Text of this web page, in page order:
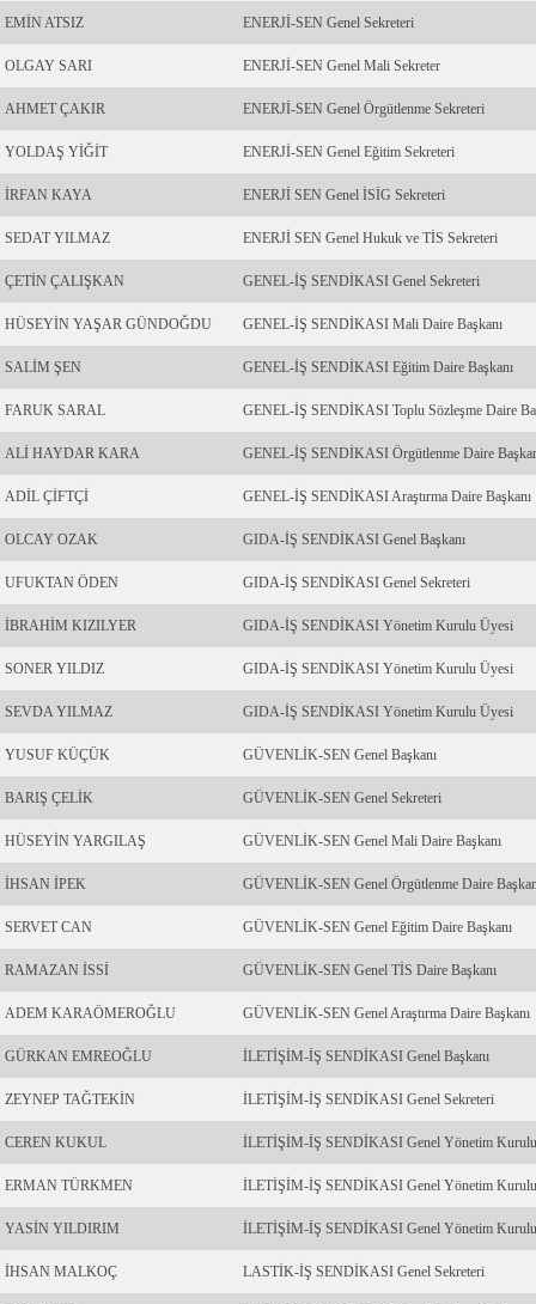
EMİN ATSIZ ENERJİ-SEN Genel Sekreteri
OLGAY SARI ENERJİ-SEN Genel Mali Sekreter
AHMET ÇAKIR ENERJİ-SEN Genel Örgütlenme Sekreteri
YOLDAŞ YİĞİT ENERJİ-SEN Genel Eğitim Sekreteri
İRFAN KAYA ENERJİ SEN Genel İSİG Sekreteri
SEDAT YILMAZ ENERJİ SEN Genel Hukuk ve TİS Sekreteri
ÇETİN ÇALIŞKAN GENEL-İŞ SENDİKASI Genel Sekreteri
HÜSEYİN YAŞAR GÜNDOĞDU GENEL-İŞ SENDİKASI Mali Daire Başkanı
SALİM ŞEN GENEL-İŞ SENDİKASI Eğitim Daire Başkanı
FARUK SARAL GENEL-İŞ SENDİKASI Toplu Sözleşme Daire
ALİ HAYDAR KARA GENEL-İŞ SENDİKASI Örgütlenme Daire
ADİL ÇİFTÇİ GENEL-İŞ SENDİKASI Araştırma Daire Başkanı
OLCAY OZAK GIDA-İŞ SENDİKASI Genel Başkanı
UFUKTAN ÖDEN GIDA-İŞ SENDİKASI Genel Sekreteri
İBRAHİM KIZILYER GIDA-İŞ SENDİKASI Yönetim Kurulu Üyesi
SONER YILDIZ GIDA-İŞ SENDİKASI Yönetim Kurulu Üyesi
SEVDA YILMAZ GIDA-İŞ SENDİKASI Yönetim Kurulu Üyesi
YUSUF KÜÇÜK GÜVENLİK-SEN Genel Başkanı
BARIŞ ÇELİK GÜVENLİK-SEN Genel Sekreteri
HÜSEYİN YARGILAŞ GÜVENLİK-SEN Genel Mali Daire Başkanı
İHSAN İPEK GÜVENLİK-SEN Genel Örgütlenme Daire
SERVET CAN GÜVENLİK-SEN Genel Eğitim Daire Başkanı
RAMAZAN İSSİ GÜVENLİK-SEN Genel TİS Daire Başkanı
ADEM KARAÖMEROĞLU GÜVENLİK-SEN Genel Araştırma Daire Başkanı
GÜRKAN EMREOĞLU İLETİŞİM-İŞ SENDİKASI Genel Başkanı
ZEYNEP TAĞTEKİN İLETİŞİM-İŞ SENDİKASI Genel Sekreteri
CEREN KUKUL İLETİŞİM-İŞ SENDİKASI Genel Yönetim
ERMAN TÜRKMEN İLETİŞİM-İŞ SENDİKASI Genel Yönetim
YASİN YILDIRIM İLETİŞİM-İŞ SENDİKASI Genel Yönetim
İHSAN MALKOÇ LASTİK-İŞ SENDİKASI Genel Sekreteri